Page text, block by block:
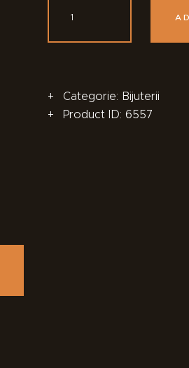
Categorie: Bijuterii
Product ID: 6557